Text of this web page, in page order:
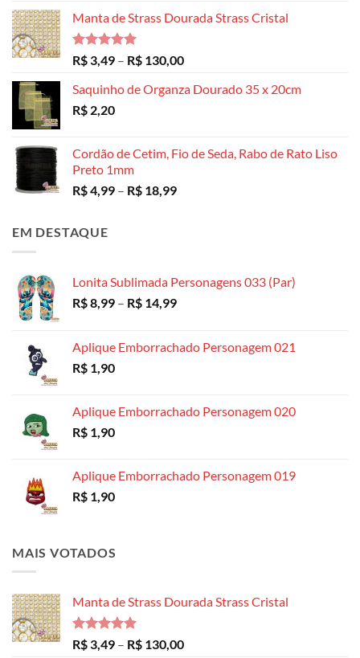
Manta de Strass Dourada Strass Cristal
Avaliação
5.00
de 5
R$ 3,49 – R$ 130,00Faixa
preço:
Saquinho de Organza Dourado 35 x 20cm
R$ 2,20
Cordão de Cetim, Fio de Seda, Rabo de Rato Liso
Preto 1mm
R$4,99 – R$ 18,99Faixa
EM DESTAQUE
Lonita Sublimada Personagens 033 (Par)
R$8,99 – R$ 14,99Faixa
R$ 8,99
Aplique Emborrachado Personagem 021
R$ 1,90
Aplique Emborrachado Personagem 020
R$ 1,90
Aplique Emborrachado Personagem 019
R$ 1,90
MAIS VOTADOS
Manta de Strass Dourada Strass Cristal
Avaliação
5.00
de 5
R$ 3,49 – R$ 130,00Faixa